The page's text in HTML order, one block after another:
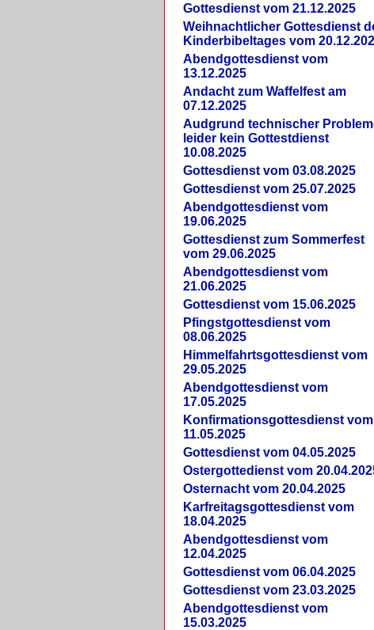
Gottesdienst vom 21.12.2025
Weihnachtlicher Gottesdienst
Kinderbibeltages vom
Abendgottesdienst vom
13.12.2025
Andacht zum Waffelfest am
07.12.2025
Audgrund technischer
leider kein Gottestdienst
10.08.2025
Gottesdienst vom 03.08.2025
Gottesdienst vom 25.07.2025
Abendgottesdienst vom
19.06.2025
Gottesdienst zum Sommerfest
vom 29.06.2025
Abendgottesdienst vom
21.06.2025
Gottesdienst vom 15.06.2025
Pfingstgottesdienst vom
08.06.2025
Himmelfahrtsgottesdienst vom
29.05.2025
Abendgottesdienst vom
17.05.2025
Konfirmationsgottesdienst vom
11.05.2025
Gottesdienst vom 04.05.2025
Ostergottedienst vom
Osternacht vom 20.04.2025
Karfreitagsgottesdienst vom
18.04.2025
Abendgottesdienst vom
12.04.2025
Gottesdienst vom 06.04.2025
Gottesdienst vom 23.03.2025
Abendgottesdienst vom
15.03.2025